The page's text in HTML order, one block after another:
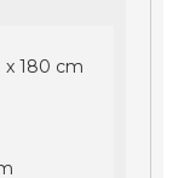
x 180 cm